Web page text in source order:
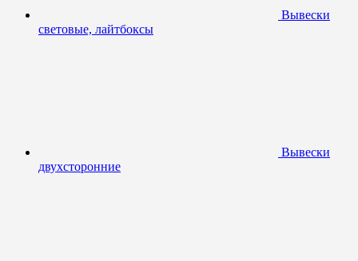
Вывески
световые, лайтбоксы
Вывески
двухсторонние